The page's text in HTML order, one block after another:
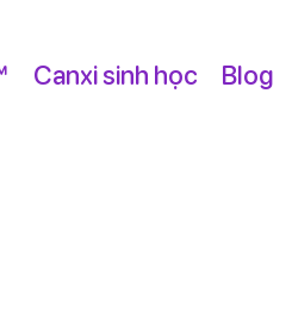
Canxi sinh học Blog